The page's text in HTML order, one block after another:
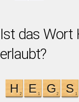
Ist das Wort
erlaubt?